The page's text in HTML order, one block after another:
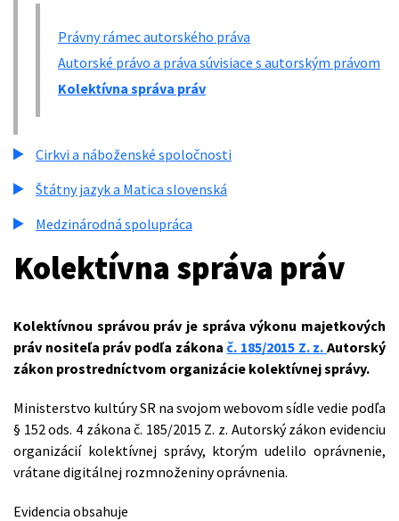
Právny rámec autorského práva
Autorské právo a práva súvisiace s autorským právom
Kolektívna správa práv
Cirkvi a náboženské spoločnosti
Štátny jazyk a Matica slovenská
Medzinárodná spolupráca
Kolektívna správa práv
Kolektívnou správou práv je správa výkonu majetkových
práv nositeľa práv podľa zákona č. 185/2015 Z. z.Autorský
zákon prostredníctvom organizácie kolektívnej správy.
Ministerstvo kultúry SR na svojom webovom sídle vedie podľa
§ 152 ods. 4 zákona č. 185/2015 Z. z. Autorský zákon evidenciu
organizácií kolektívnej správy, ktorým udelilo oprávnenie,
vrátane digitálnej rozmnoženiny oprávnenia.
Evidencia obsahuje